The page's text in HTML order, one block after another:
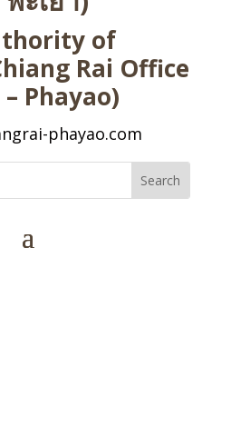
of
Rai Office
Phayao)
phayao.com